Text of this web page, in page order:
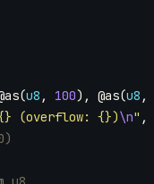
(u8 , 100), @as(u8 ,
(overflow: {})\n" ,